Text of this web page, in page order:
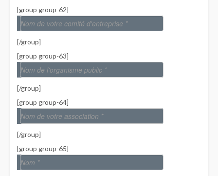
[group group-62]
[/group]
[group group-63]
[/group]
[group group-64]
[/group]
[group group-65]